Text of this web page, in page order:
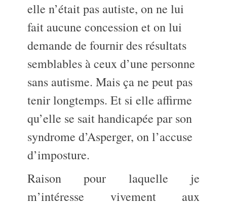
elle n’était pas autiste, on ne lui
fait aucune concession et on lui
demande de fournir des résultats
semblables à ceux d’une personne
sans autisme. Mais ça ne peut pas
tenir longtemps. Et si elle affirme
qu’elle se sait handicapée par son
syndrome d’Asperger, on l’accuse
d’imposture.
Raison pour laquelle je
m’intéresse vivement aux